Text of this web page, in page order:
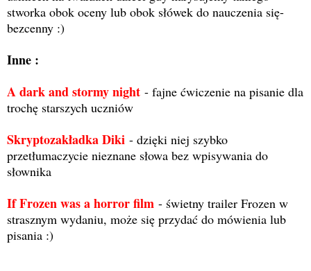
stworka obok oceny lub obok słówek do nauczenia się-
bezcenny :)
Inne :
A dark and stormy night - fajne ćwiczenie na pisanie dla
trochę starszych uczniów
Skryptozakładka Diki - dzięki niej szybko
przetłumaczycie nieznane słowa bez wpisywania do
słownika
If Frozen was a horror film - świetny trailer Frozen w
strasznym wydaniu, może się przydać do mówienia lub
pisania :)